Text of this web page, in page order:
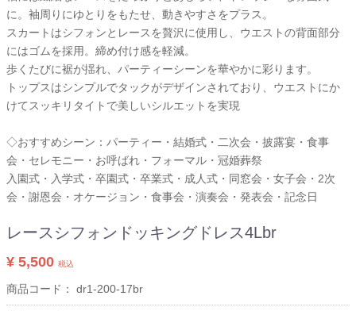
に。袖周りにゆとりをもたせ、動きやすさをプラス。
スカートはシフォンとレースを贅沢に使用し、ウエストの背面部分
にはゴムを採用。締め付け感を軽減。
歩くたびに裾が揺れ、パーティーシーンを華やかに彩ります。
トップスはシンプルでタックがデザインされており、ウエストにか
けてスッキリタイトで美しいシルエットを実現
◇おすすめシーン：パーティー・結婚式・二次会・披露宴・食事
会・セレモニー・お呼ばれ・フォーマル・冠婚葬祭
入園式・入学式・卒園式・卒業式・成人式・同窓会・女子会・2次
会・謝恩会・オケージョン・食事会・演奏会・発表会・記念日
レースシフォンドッキングドレス4Lbr
¥ 5,500 税込
商品コード： dr1-200-17br